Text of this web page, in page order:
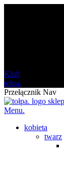
Klub
tołpa.
Przełącznik Nav
Menu.
kobieta
twarz